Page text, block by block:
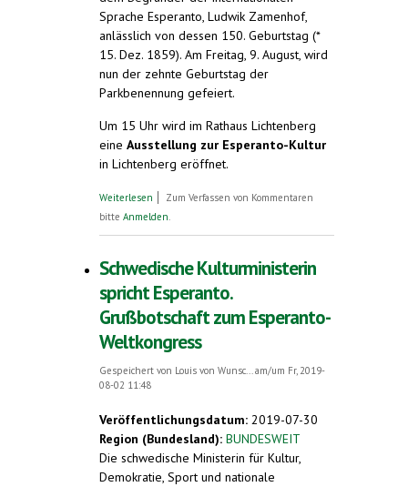
Sprache Esperanto, Ludwik Zamenhof,
anlässlich von dessen 150. Geburtstag (*
15. Dez. 1859). Am Freitag, 9. August, wird
nun der zehnte Geburtstag der
Parkbenennung gefeiert.
Um 15 Uhr wird im Rathaus Lichtenberg
eine Ausstellung zur Esperanto-Kultur
in Lichtenberg eröffnet.
Weiterlesen über Zamenhofpark in Berlin-Lichtenberg
Eröffnung, Stadtspaziergang und Fest.
Freitag, 9. August 2019
Zum Verfassen von Kommentaren
bitte Anmelden
Schwedische Kulturministerin
spricht Esperanto.
Grußbotschaft zum Esperanto-
Weltkongress
Gespeichert von Louis von Wunsc...am/um Fr, 2019-
08-02 11:48
Veröffentlichungsdatum: 2019-07-30
Region (Bundesland): BUNDESWEIT
Die schwedische Ministerin für Kultur,
Demokratie, Sport und nationale